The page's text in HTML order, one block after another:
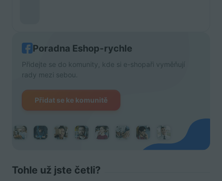
Poradna Eshop-rychle
Přidejte se do komunity, kde si e-shopaři vyměňují
rady mezi sebou.
Přidat se ke komunitě
Tohle už jste četli?